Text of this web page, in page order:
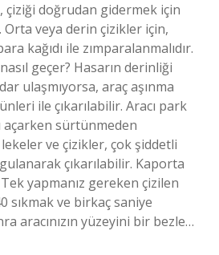
çiziği doğrudan gidermek için
veya derin çizikler için,
kağıdı ile zımparalanmalıdır.
geçer? Hasarın derinliği
ulaşmıyorsa, araç aşınma
ile çıkarılabilir. Aracı park
açarken sürtünmeden
ve çizikler, çok şiddetli
çıkarılabilir. Kaporta
yapmanız gereken çizilen
sıkmak ve birkaç saniye
aracınızın yüzeyini bir bezle…